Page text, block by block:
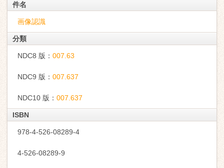
件名
画像認識
分類
NDC8 版： 007.63
NDC9 版： 007.637
NDC10 版： 007.637
ISBN
978-4-526-08289-4
4-526-08289-9